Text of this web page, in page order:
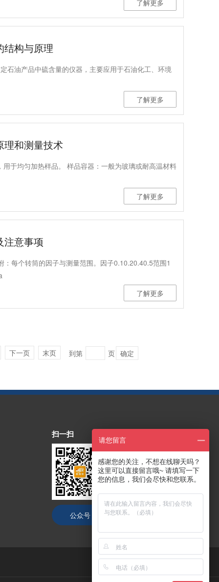
了解更多
结构与原理
石油产品中硫含量的仪器，主要应用于石油化工、环境
了解更多
理和测量技术
于均匀加热样品。 样品容器：一般为玻璃或耐高温材料
了解更多
注意事项
每个转筒的因子与测量范围。因子0.10.20.40.5范围1
了解更多
下一页 末页 到第 页 确定
扫一扫
公众号 抖音号
技术支持：
请您留言
感谢您的关注，不想在线聊天吗？
这里可以直接留言哦~ 请填写一下
您的信息，我们会尽快和您联系。